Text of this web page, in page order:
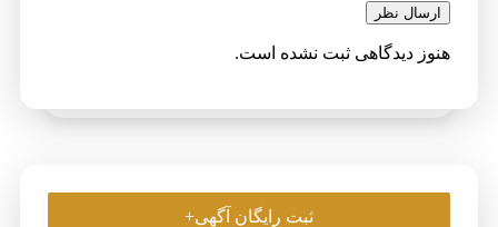
ارسال نظر
هنوز دیدگاهی ثبت نشده است.
ثبت رایگان آگهی+